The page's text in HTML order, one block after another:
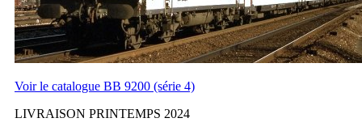
Voir le catalogue BB 9200 (série 4)
LIVRAISON PRINTEMPS 2024